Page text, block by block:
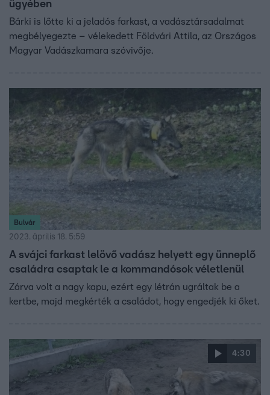
ügyében
Bárki is lőtte ki a jeladós farkast, a vadásztársadalmat
megbélyegezte – vélekedett Földvári Attila, az Országos
Magyar Vadászkamara szóvivője.
Bulvár
2023. április 18. 5:59
A svájci farkast lelövő vadász helyett egy ünneplő
családra csaptak le a kommandósok véletlenül
Zárva volt a nagy kapu, ezért egy létrán ugráltak be a
kertbe, majd megkérték a családot, hogy engedjék ki őket.
4:30